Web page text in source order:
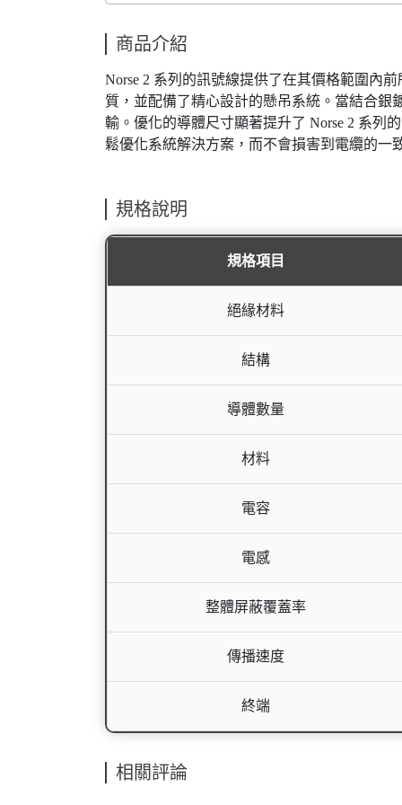
商品介紹
Norse 2 系列的訊號線提供了在其價格範圍內
質，並配備了精心設計的懸吊系統。當結合銀
輸。優化的導體尺寸顯著提升了 Norse 2 系列
鬆優化系統解決方案，而不會損害到電纜的一
規格說明
規格項目
絕緣材料
結構
導體數量
材料
電容
電感
整體屏蔽覆蓋率
傳播速度
終端
相關評論